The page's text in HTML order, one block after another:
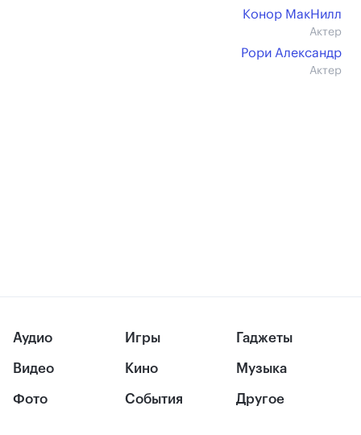
Конор МакНилл
Актер
Рори Александр
Актер
Аудио
Видео
Фото
Игры
Кино
События
Гаджеты
Музыка
Другое